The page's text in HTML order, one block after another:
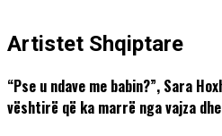
Artistet Shqiptare
“Pse u ndave me babin?”, Sara
vështirë që ka marrë nga vajza